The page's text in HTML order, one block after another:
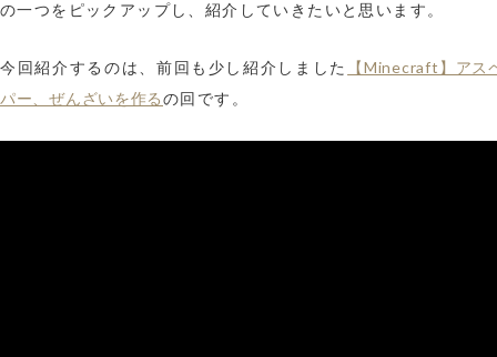
の一つをピックアップし、紹介していきたいと思います。
今回紹介するのは、前回も少し紹介しました
【Minecraft】アス
パー、ぜんざいを作るの回です。